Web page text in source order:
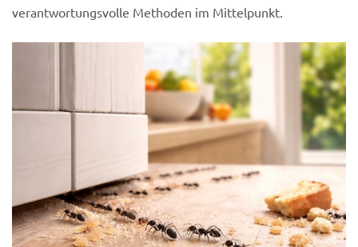
verantwortungsvolle Methoden im Mittelpunkt.